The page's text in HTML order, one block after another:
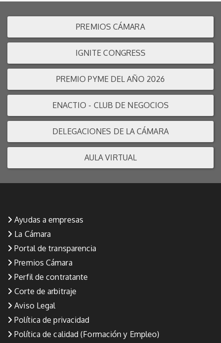
PREMIOS CÁMARA
IGNITE CONGRESS
PREMIO PYME DEL AÑO 2026
ENACTIO - CLUB DE NEGOCIOS
DELEGACIONES DE LA CÁMARA
AULA VIRTUAL
Ayudas a empresas
La Cámara
Portal de transparencia
Premios Cámara
Perfil de contratante
Corte de arbitraje
Aviso Legal
Política de privacidad
Política de calidad (Formación y Empleo)